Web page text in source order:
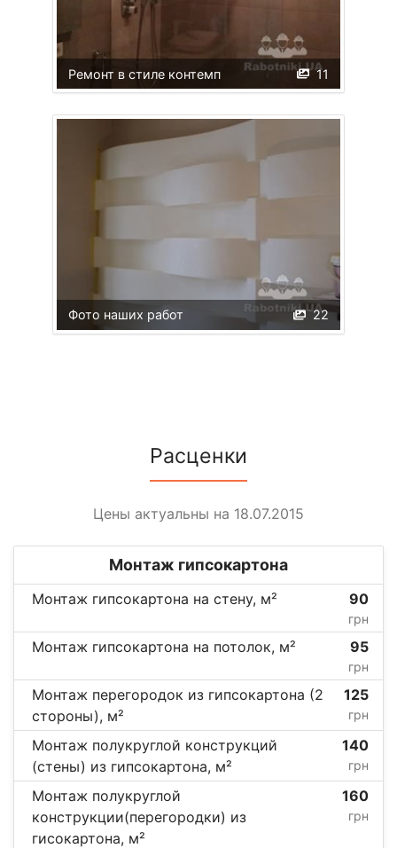
11
Ремонт в стиле контемп
22
Фото наших работ
Расценки
Цены актуальны на 18.07.2015
Монтаж гипсокартона
Монтаж гипсокартона на стену, м² 90
грн
Монтаж гипсокартона на потолок, м² 95
грн
Монтаж перегородок из гипсокартона (2
стороны), м²
125
грн
Монтаж полукруглой конструкций
(стены) из гипсокартона, м²
140
грн
Монтаж полукруглой
конструкции(перегородки) из
гисокартона, м²
160
грн